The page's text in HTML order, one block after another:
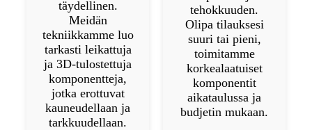
täydellinen.
Meidän
tekniikkamme luo
tarkasti leikattuja
ja 3D-tulostettuja
komponentteja,
jotka erottuvat
kauneudellaan ja
tarkkuudellaan.
tehokkuuden.
Olipa tilauksesi
suuri tai pieni,
toimitamme
korkealaatuiset
komponentit
aikataulussa ja
budjetin mukaan.